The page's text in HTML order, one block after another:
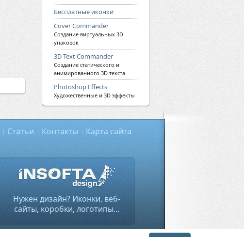
Бесплатные иконки
Cover Commander
Создание виртуальных 3D
упаковок
3D Text Commander
Создание статического и
анимированного 3D текста
Photoshop Effects
Художественные и 3D эффекты
Статьи Контакты Карта сайта
Нужен дизайн? Иконки, веб-
сайты, коробки, логотипы...